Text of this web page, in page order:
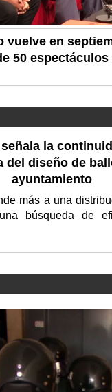
vuelve en
50 espectáculos
la
del diseño de
ayuntamiento
más a una
búsqueda de